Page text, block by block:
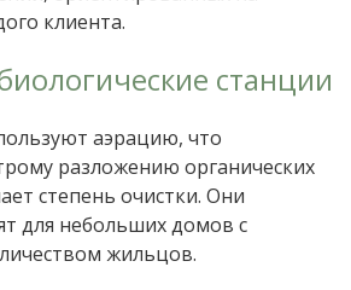
клиента.
станции
аэрацию, что
разложению органических
степень очистки. Они
для небольших домов с
жильцов.